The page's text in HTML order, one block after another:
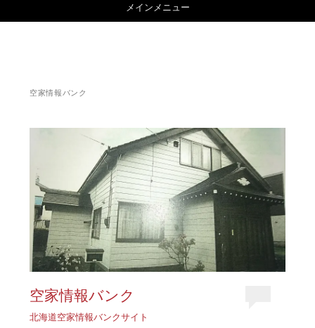
メインメニュー
空家情報バンク
空家情報バンク
北海道空家情報バンクサイト